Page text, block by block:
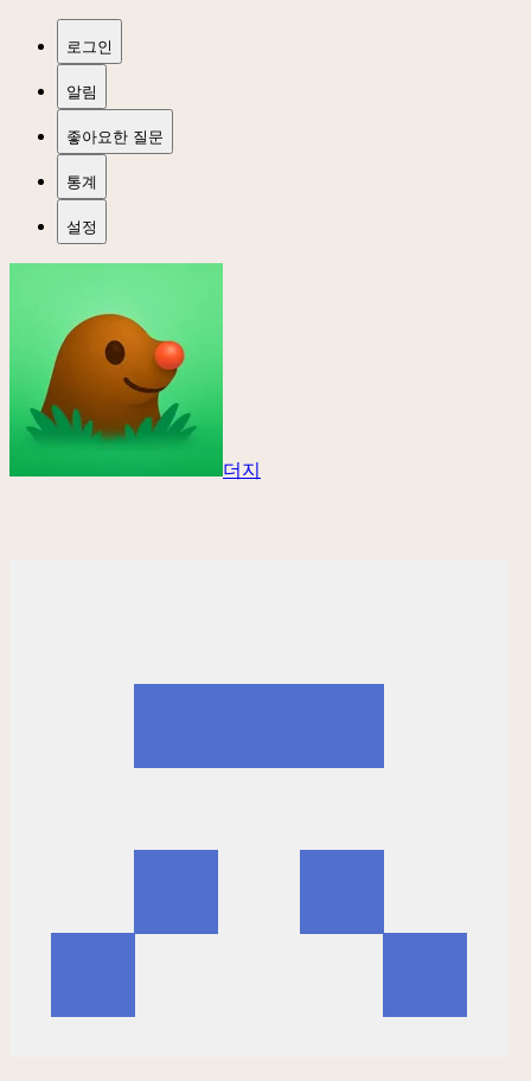
로그인
알림
좋아요한 질문
통계
설정
더지